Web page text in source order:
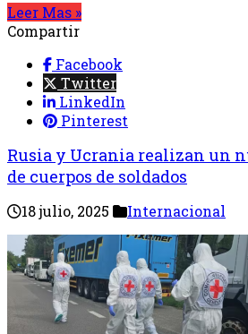
Leer Mas »
Compartir
Facebook
Twitter
LinkedIn
Pinterest
Rusia y Ucrania realizan un
de cuerpos de soldados
18 julio, 2025 Internacional